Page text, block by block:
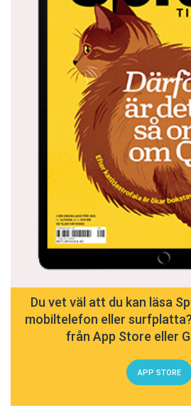
Du vet väl att du kan läsa
mobiltelefon eller
från App Store eller
APP STORE